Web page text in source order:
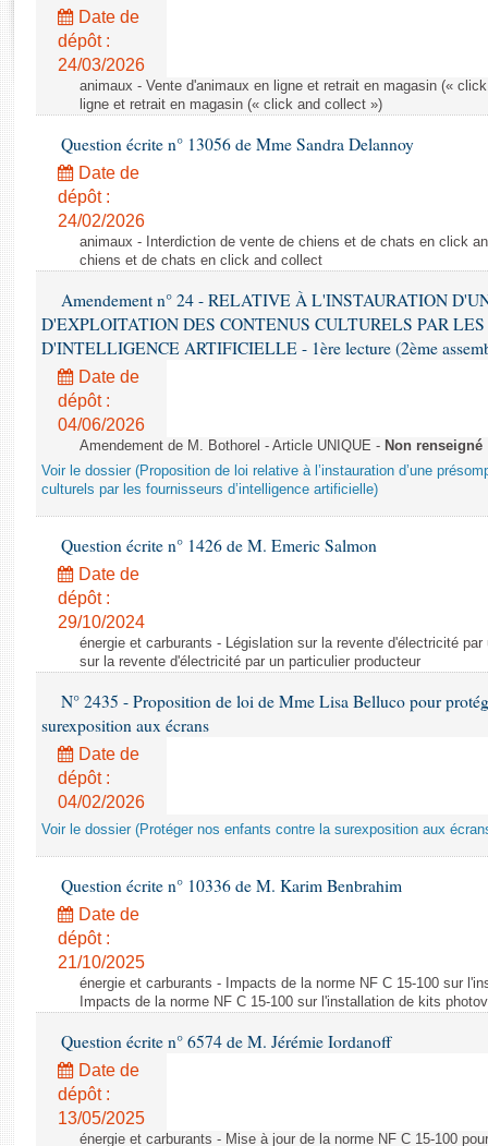
Rapports législatifs
Rapports sur l'application des lois
Baromètre de l’application des lois
Dossiers législatifs
Budget et sécurité sociale
Questions écrites et orales
Comptes rendus des débats
Date de
dépôt :
24/03/2026
animaux - Vente d'animaux en ligne et retrait en magasin («
ligne et retrait en magasin (« click and collect »)
Question écrite n° 13056 de Mme Sandra Delannoy
Date de
dépôt :
24/02/2026
animaux - Interdiction de vente de chiens et de chats en click
chiens et de chats en click and collect
Amendement n° 24 - RELATIVE À L'INSTAURATION
D'EXPLOITATION DES CONTENUS CULTURELS PAR LES
D'INTELLIGENCE ARTIFICIELLE - 1ère lecture (2ème
Date de
dépôt :
04/06/2026
Amendement de M. Bothorel - Article UNIQUE - Non renseigné
Voir le dossier (Proposition de loi relative à l’instauration d’une
culturels par les fournisseurs d’intelligence artificielle)
Question écrite n° 1426 de M. Emeric Salmon
Date de
dépôt :
29/10/2024
énergie et carburants - Législation sur la revente d'électricité
sur la revente d'électricité par un particulier producteur
N° 2435 - Proposition de loi de Mme Lisa Belluco pour
surexposition aux écrans
Date de
dépôt :
04/02/2026
Voir le dossier (Protéger nos enfants contre la surexposition aux
Question écrite n° 10336 de M. Karim Benbrahim
Date de
dépôt :
21/10/2025
énergie et carburants - Impacts de la norme NF C 15-100 sur
Impacts de la norme NF C 15-100 sur l'installation de kits
Question écrite n° 6574 de M. Jérémie Iordanoff
Date de
dépôt :
13/05/2025
énergie et carburants - Mise à jour de la norme NF C 15-100